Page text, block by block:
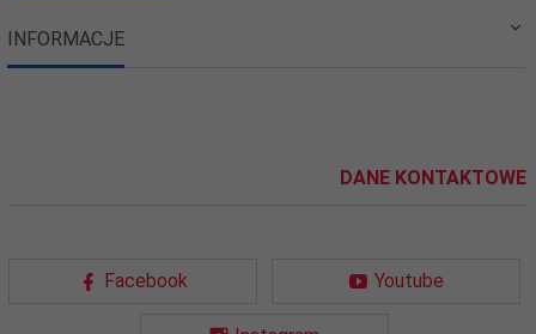
INFORMACJE
DANE KONTAKTOWE
Facebook Youtube